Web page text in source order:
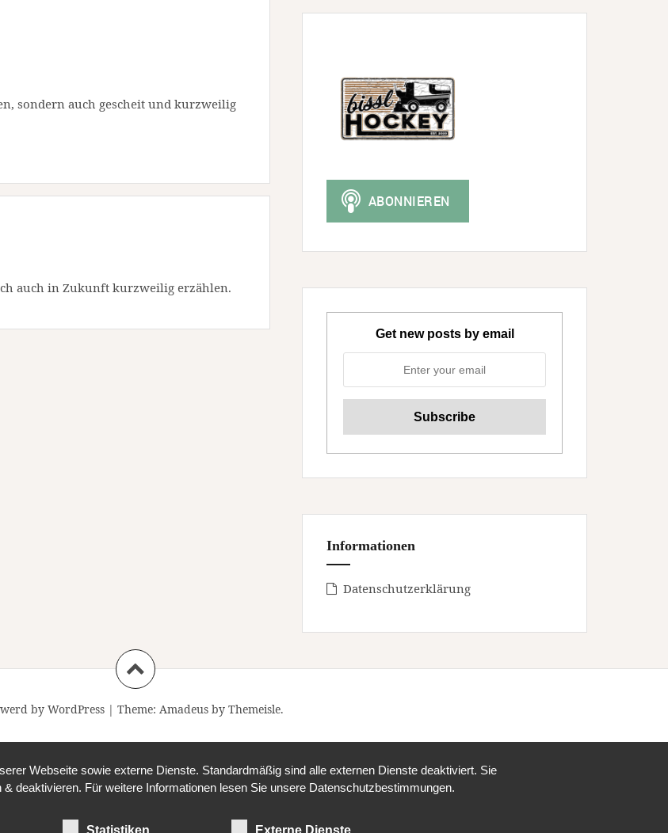
sondern auch gescheit und kurzweilig
auch in Zukunft kurzweilig erzählen.
Get new posts by email
Informationen
Datenschutzerklärung
by WordPress | Theme: Amadeus by Themeisle.
Webseite sowie externe Dienste. Standardmäßig sind alle externen Dienste deaktiviert. Sie
deaktivieren. Für weitere Informationen lesen Sie unsere Datenschutzbestimmungen.